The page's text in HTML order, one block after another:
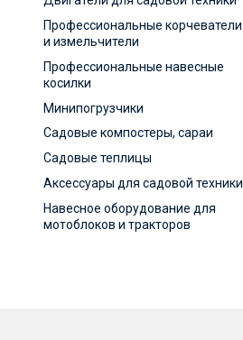
Профессиональные корчеватели
и измельчители
Профессиональные навесные
косилки
Минипогрузчики
Садовые компостеры, сараи
Садовые теплицы
Аксессуары для садовой техники
Навесное оборудование для
мотоблоков и тракторов